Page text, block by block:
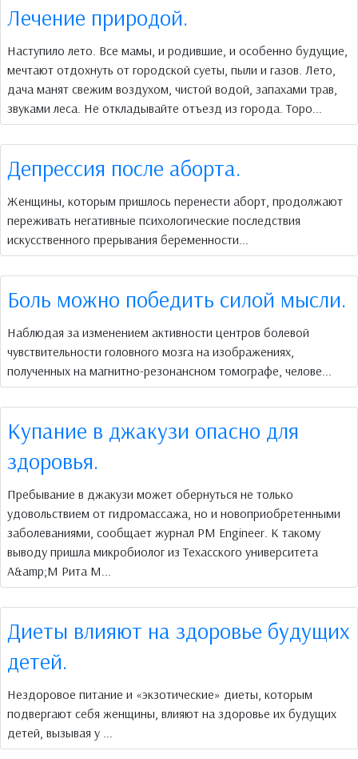
Лечение природой.
Наступило лето. Все мамы, и родившие, и особенно будущие,
мечтают отдохнуть от городской суеты, пыли и газов. Лето,
дача манят свежим воздухом, чистой водой, запахами трав,
звуками леса. Не откладывайте отъезд из города. Торо...
Депрессия после аборта.
Женщины, которым пришлось перенести аборт, продолжают
переживать негативные психологические последствия
искусственного прерывания беременности...
Боль можно победить силой мысли.
Наблюдая за изменением активности центров болевой
чувствительности головного мозга на изображениях,
полученных на магнитно-резонансном томографе, челове...
Купание в джакузи опасно для
здоровья.
Пребывание в джакузи может обернуться не только
удовольствием от гидромассажа, но и новоприобретенными
заболеваниями, сообщает журнал PM Engineer. К такому
выводу пришла микробиолог из Техасского университета
A&amp;M Рита М...
Диеты влияют на здоровье будущих
детей.
Нездоровое питание и «экзотические» диеты, которым
подвергают себя женщины, влияют на здоровье их будущих
детей, вызывая у ...